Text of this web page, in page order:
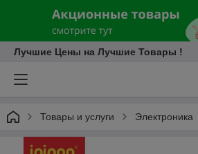
Лучшие Цены на Лучшие Товары !
Товары и услуги Электроника